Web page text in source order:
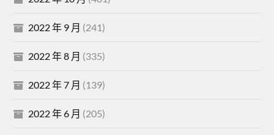
2022 年 9 月 (241)
2022 年 8 月 (335)
2022 年 7 月 (139)
2022 年 6 月 (205)